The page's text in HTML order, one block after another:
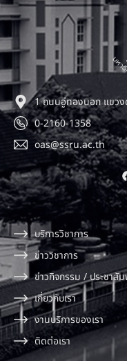
1 ถนนอู่ทองนอก แขว
0-2160-1358
oas@ssru.ac.th
บริการวิชาการ
ข่าววิชาการ
ข่าวกิจกรรม / ประชาสั
เกี่ยวกับเรา
งานบริการของเรา
ติดต่อเรา